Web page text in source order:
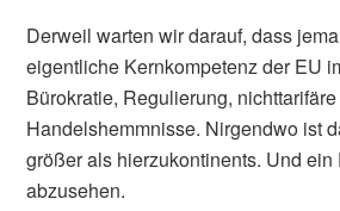
Derweil warten wir darauf, dass
eigentliche Kernkompetenz der EU
Bürokratie, Regulierung, nichttarifäre
Handelshemmnisse. Nirgendwo ist
größer als hierzukontinents. Und ein
abzusehen.